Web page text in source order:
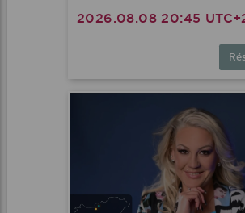
2026.08.08 20:45